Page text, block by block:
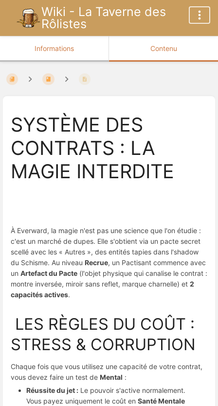
Wiki - La Taverne des
Rôlistes
Informations Contenu
SYSTÈME DES
CONTRATS : LA
MAGIE INTERDITE
À Everward, la magie n'est pas une science que l'on étudie :
c'est un marché de dupes. Elle s'obtient via un pacte secret
scellé avec les « Autres », des entités tapies dans l'shadow
du Schisme. Au niveau Recrue, un Pactisant commence avec
un Artefact du Pacte (l'objet physique qui canalise le contrat :
montre inversée, miroir sans reflet, marque charnelle) et 2
capacités actives.
LES RÈGLES DU COÛT :
STRESS & CORRUPTION
Chaque fois que vous utilisez une capacité de votre contrat,
vous devez faire un test de Mental :
Réussite du jet : Le pouvoir s'active normalement.
Vous payez uniquement le coût en Santé Mentale